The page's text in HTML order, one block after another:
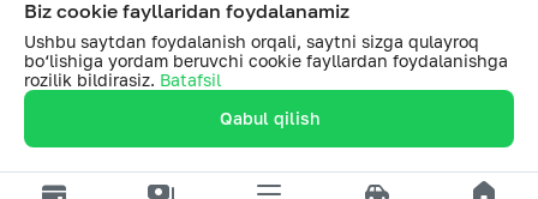
© 2026 «Hamkorbank» ATB
O‘zR MBning 31-avgust 1991-yildagi 64-sonli litsenziyasi
Saytdagi ma’lumotlardan foydalanilganda hamkorbank.uz veb-
saytiga havolani biriktirish majburiy
Saytdan foydalanishda davom etish orqali, shaxsiy ma’lumotlarimni
qayta ishlashlariga rozilik bildiraman
Biz cookie fayllaridan foydalanamiz
Ushbu saytdan foydalanish orqali, saytni sizga qulayroq
bo‘lishiga yordam beruvchi cookie fayllardan foydalanishga
rozilik bildirasiz. Batafsil
Qabul qilish